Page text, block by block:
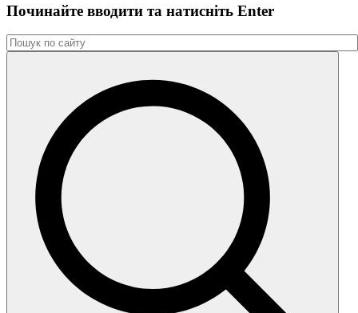
Починайте вводити та натиснiть Enter